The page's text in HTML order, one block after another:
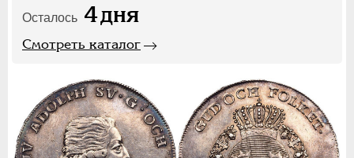
Осталось 4дня
Смотреть каталог